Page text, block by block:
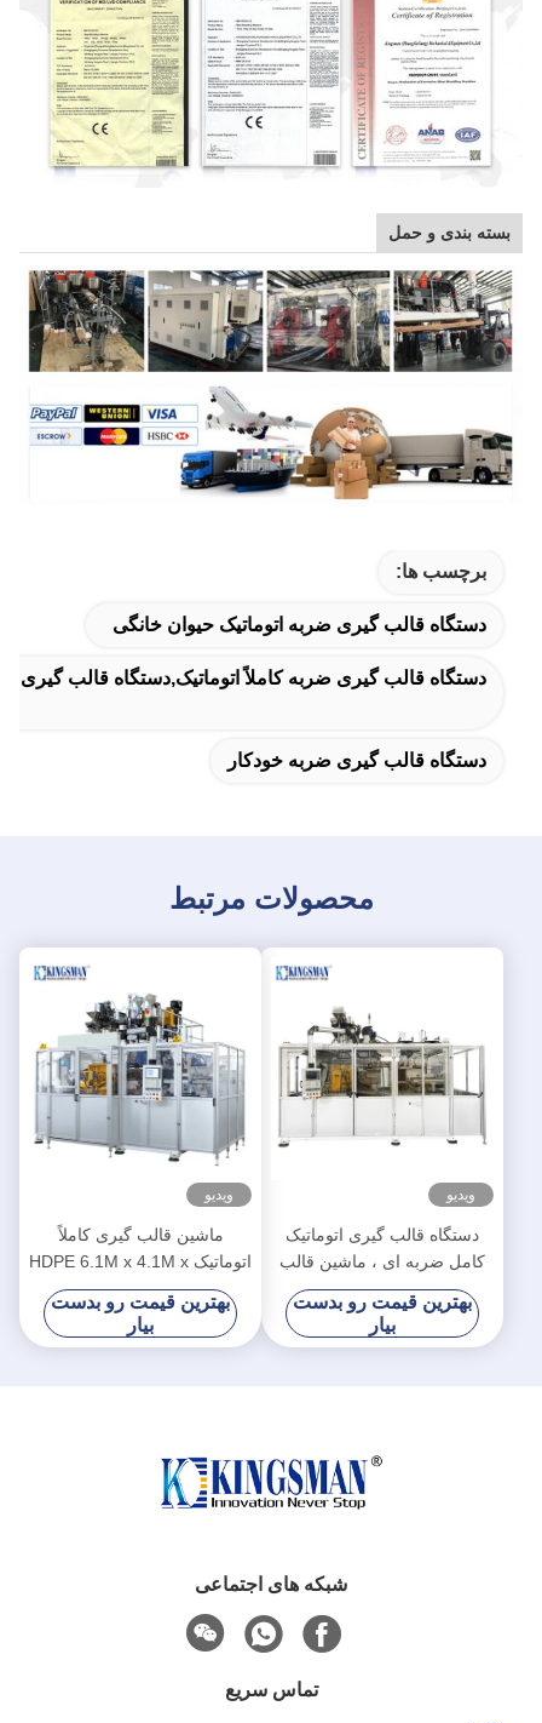
بندی و حمل
برچسب ها:
دستگاه قالب گیری ضربه اتوماتیک حیوان خانگی
دستگاه قالب گیری ضربه کاملاً اتوماتیک,دستگاه قالب گیری ضربه
دستگاه قالب گیری ضربه خودکار
محصولات مرتبط
ویدیو
دستگاه قالب گیری اتوماتیک
کامل ضربه ای ، ماشین قالب
گیری ضربه ای سروو بشکه
شیمیایی
بهترین قیمت رو بدست
ویدیو
ماشین قالب گیری کاملاً
اتوماتیک HDPE 6.1M x 4.1M x
3.6M 90 قدرت کل
بهترین قیمت رو بدست
شبکه های اجتماعی
تماس سریع